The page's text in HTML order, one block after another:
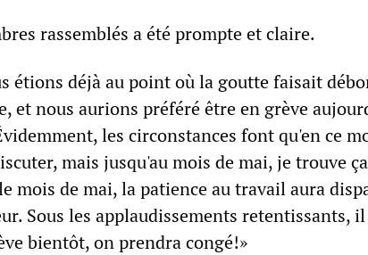
rassemblés a été prompte et claire.
étions déjà au point où la goutte faisait
et nous aurions préféré être en grève
les circonstances font qu'en ce
mais jusqu'au mois de mai, je trouve
mois de mai, la patience au travail aura
Sous les applaudissements retentissants,
bientôt, on prendra congé!»